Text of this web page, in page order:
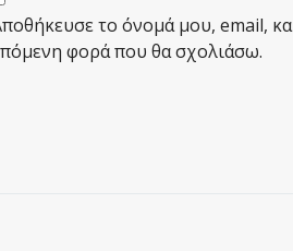
το όνομά μου, email,
φορά που θα σχολιάσω.